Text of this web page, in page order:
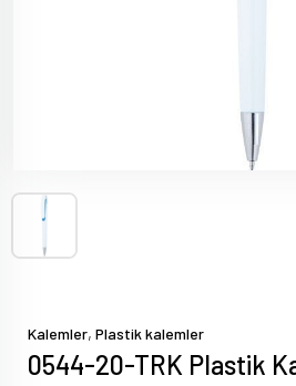
Kalemler, Plastik kalemler
0544-20-TRK Plastik